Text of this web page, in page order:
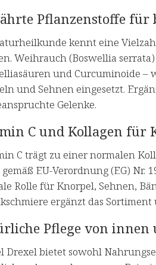
Pflanzenstoffe für
kennt eine
Weihrauch (Boswellia
und Curcuminoide
und Sehnen eingesetzt.
Gelenke.
C und Kollagen für
C trägt zu einer normalen
gemäß EU-Verordnung (EG)
Rolle für Knorpel, Sehnen,
ergänzt das
Pflege von innen
Drexel bietet sowohl